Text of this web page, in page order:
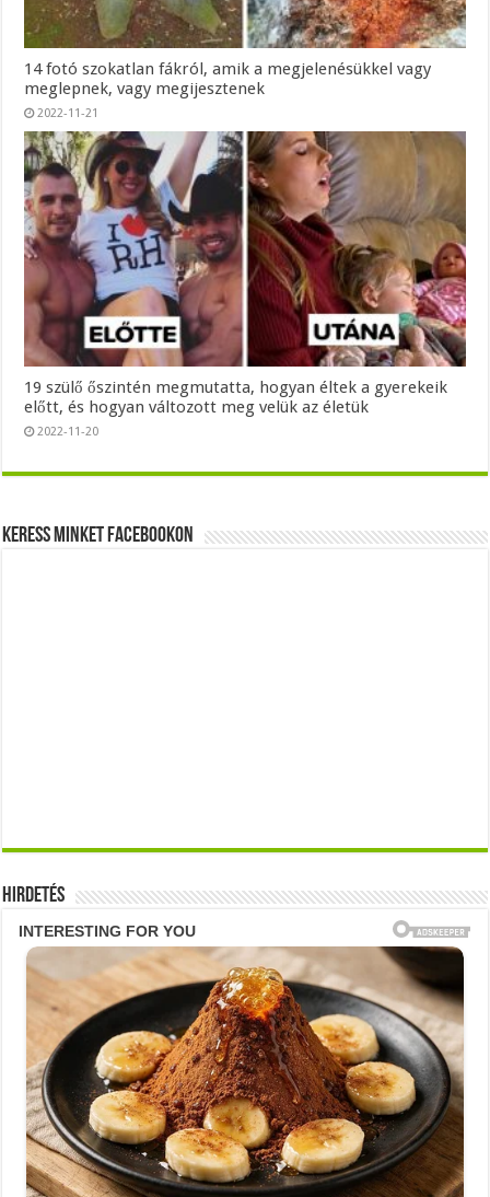
14 fotó szokatlan fákról, amik a megjelenésükkel vagy
meglepnek, vagy megijesztenek
2022-11-21
19 szülő őszintén megmutatta, hogyan éltek a gyerekeik
előtt, és hogyan változott meg velük az életük
2022-11-20
Keress minket Facebookon
Hirdetés